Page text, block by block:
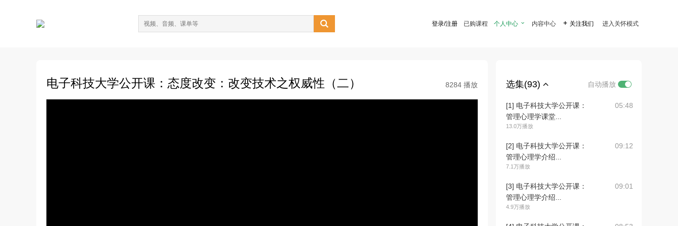
 登录/注册 已购课程 个人中心  内容中心  关注我们 进入关怀模式
电子科技大学公开课：态度改变：改变技术之权威性（二） 8284 播放 选集(93) 自动播放
[1] 电子科技大学公开课：
管理心理学课堂...
13.0万播放
05:48
[2] 电子科技大学公开课：
管理心理学介绍...
7.1万播放
09:12
[3] 电子科技大学公开课：
管理心理学介绍...
4.9万播放
09:01